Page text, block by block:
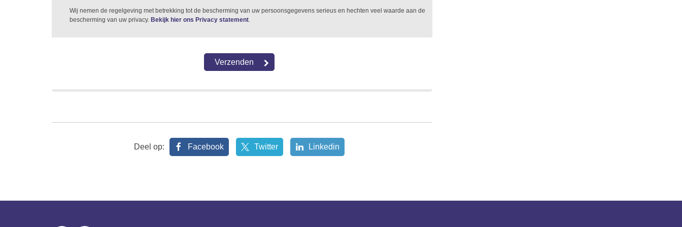
Wij nemen de regelgeving met betrekking tot de bescherming van uw persoonsgegevens serieus en hechten veel waarde aan de
bescherming van uw privacy. Bekijk hier ons Privacy statement
Deel op: Facebook Twitter Linkedin